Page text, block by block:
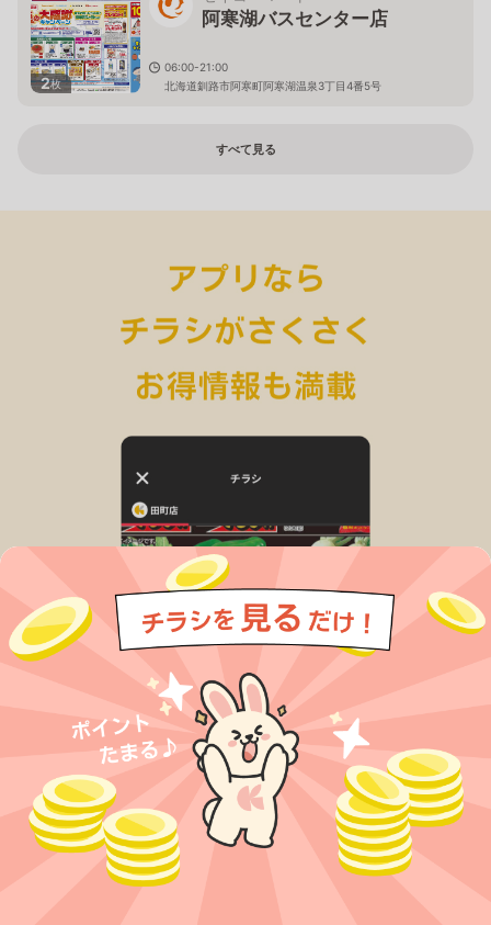
2枚
阿寒湖バスセンター店
06:00-21:00
北海道釧路市阿寒町阿寒湖温泉3丁目4番5号
すべて見る